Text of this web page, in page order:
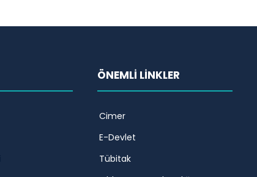
ÖNEMLİ LİNKLER
Cimer
E-Devlet
Tübitak